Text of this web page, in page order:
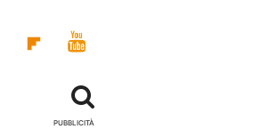
PUBBLICITÀ